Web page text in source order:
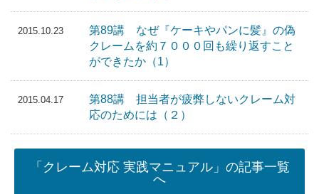
2015.10.23
第89講 なぜ『ケーキやパンに髪』の偽
クレームを約７０００回も繰り返すこと
ができたか（1）
2015.04.17
第88講 担当者が疲弊しないクレーム対
応のためには（２）
「クレーム対応 実践マニュアル」の記事一覧
へ